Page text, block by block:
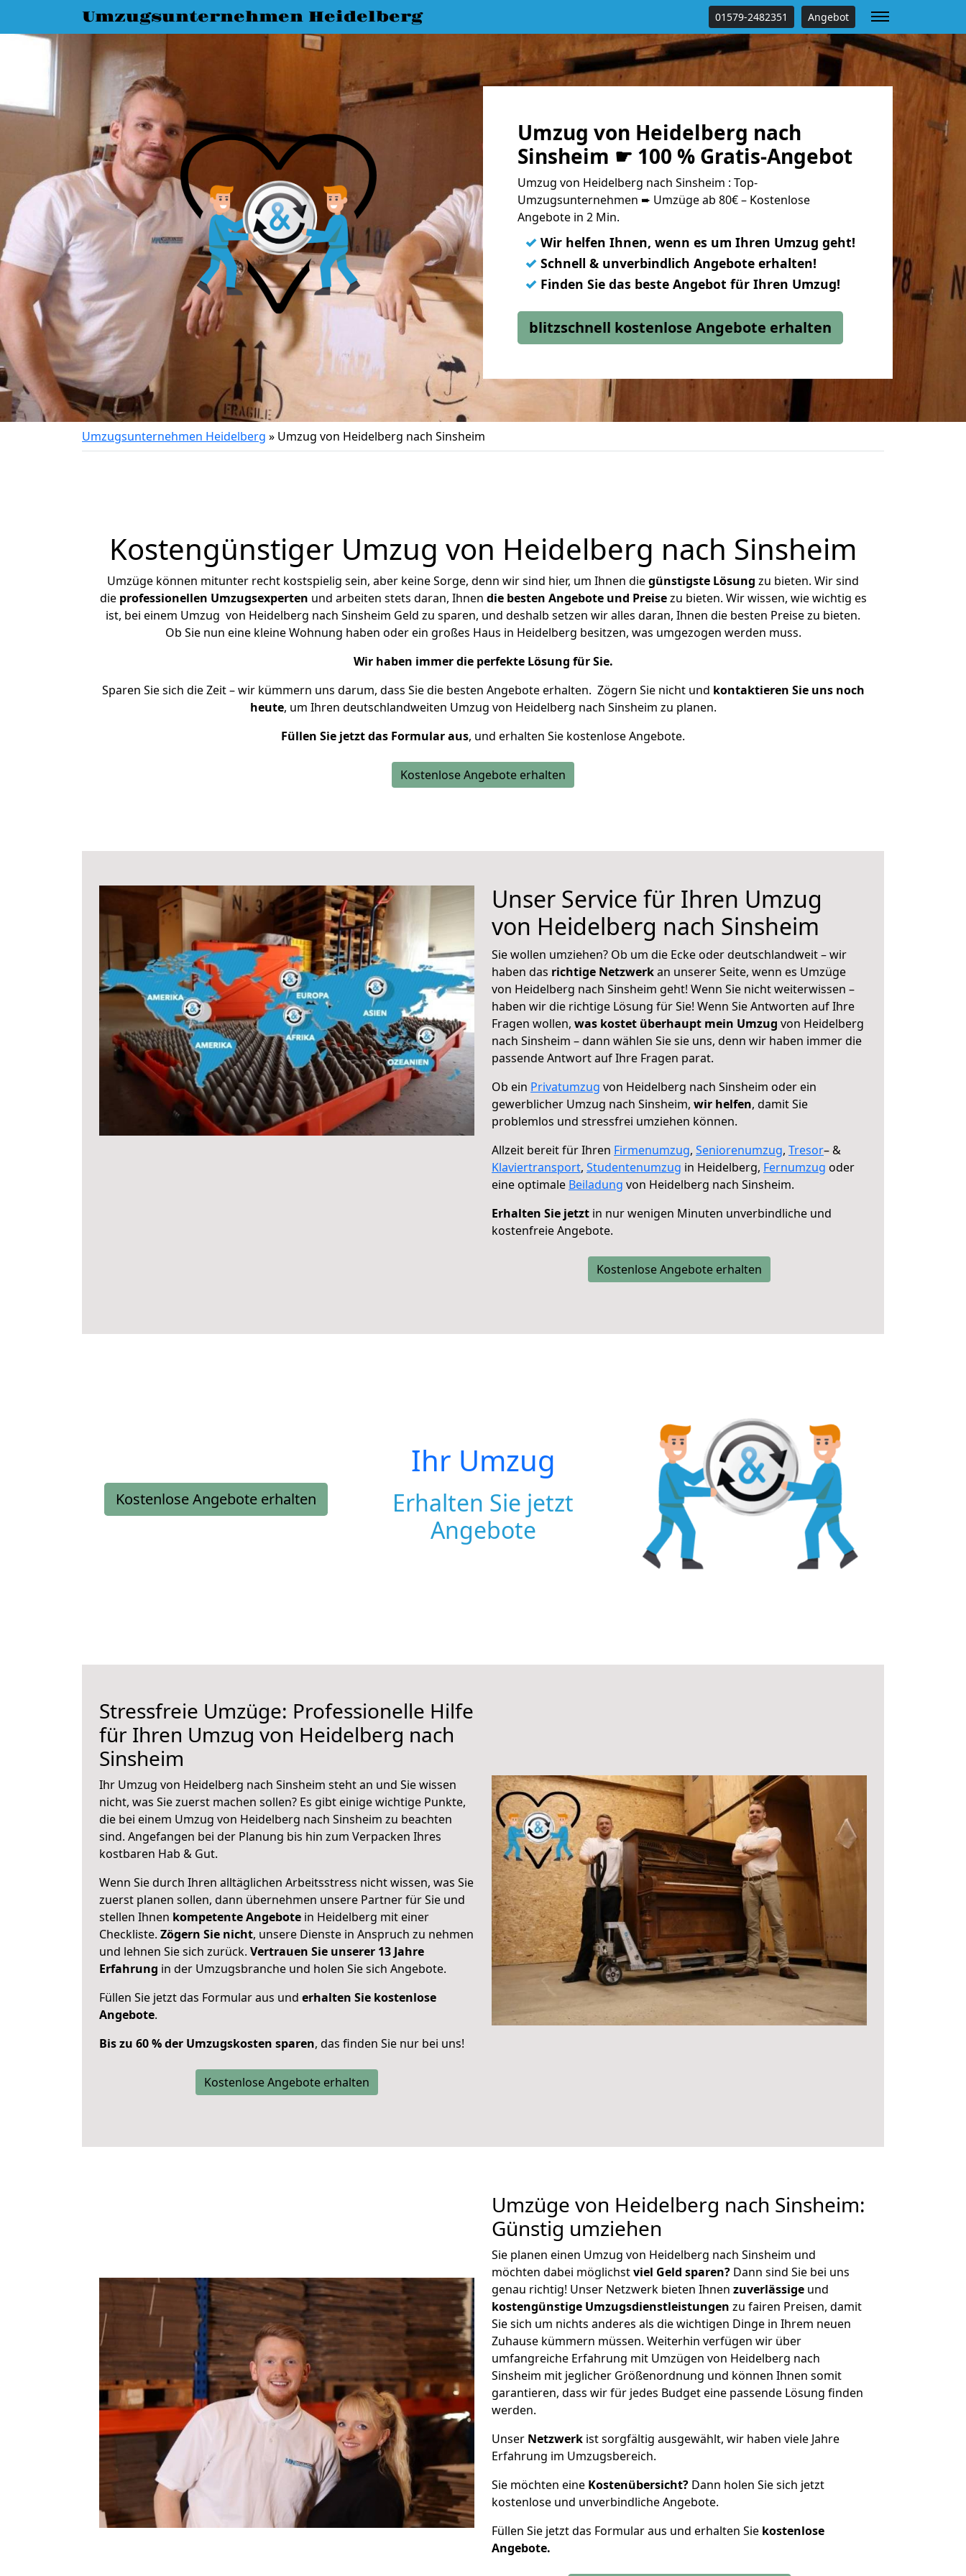
Umzugsunternehmen Heidelberg 01579-2482351 Angebot
Umzug von Heidelberg nach
Sinsheim ☛ 100 % Gratis-Angebot
Umzug von Heidelberg nach Sinsheim : Top-
Umzugsunternehmen ➨ Umzüge ab 80€ – Kostenlose
Angebote in 2 Min.
✓ Wir helfen Ihnen, wenn es um Ihren Umzug geht!
✓ Schnell & unverbindlich Angebote erhalten!
✓ Finden Sie das beste Angebot für Ihren Umzug!
blitzschnell kostenlose Angebote erhalten
Umzugsunternehmen Heidelberg » Umzug von Heidelberg nach Sinsheim
Kostengünstiger Umzug von Heidelberg nach Sinsheim
Umzüge können mitunter recht kostspielig sein, aber keine Sorge, denn wir sind hier, um Ihnen diegünstigste Lösung zu bieten. Wir sind
die professionellen Umzugsexperten und arbeiten stets daran, Ihnen die besten Angebote und Preisezu bieten. Wir wissen, wie wichtig es
ist, bei einem Umzug von Heidelberg nach Sinsheim Geld zu sparen, und deshalb setzen wir alles daran, Ihnen die besten Preise zu bieten.
Ob Sie nun eine kleine Wohnung haben oder ein großes Haus in Heidelberg besitzen, was umgezogen werden muss.
Wir haben immer die perfekte Lösung für Sie.
Sparen Sie sich die Zeit – wir kümmern uns darum, dass Sie die besten Angebote erhalten. Zögern Sie nicht und kontaktieren Sie uns noch
heute, um Ihren deutschlandweiten Umzug von Heidelberg nach Sinsheim zu planen.
Füllen Sie jetzt das Formular aus, und erhalten Sie kostenlose Angebote.
Kostenlose Angebote erhalten
Unser Service für Ihren Umzug
von Heidelberg nach Sinsheim
Sie wollen umziehen? Ob um die Ecke oder deutschlandweit – wir
haben das richtige Netzwerkan unserer Seite, wenn es Umzüge
von Heidelberg nach Sinsheim geht! Wenn Sie nicht weiterwissen –
haben wir die richtige Lösung für Sie! Wenn Sie Antworten auf Ihre
Fragen wollen, was kostet überhaupt mein Umzug von Heidelberg
nach Sinsheim – dann wählen Sie sie uns, denn wir haben immer die
passende Antwort auf Ihre Fragen parat.
Ob ein Privatumzug von Heidelberg nach Sinsheim oder ein
gewerblicher Umzug nach Sinsheim, wir helfen, damit Sie
problemlos und stressfrei umziehen können.
Allzeit bereit für Ihren Firmenumzug, Seniorenumzug, Tresor– &
Klaviertransport, Studentenumzug in Heidelberg, Fernumzug oder
eine optimale Beiladung von Heidelberg nach Sinsheim.
Erhalten Sie jetzt in nur wenigen Minuten unverbindliche und
kostenfreie Angebote.
Kostenlose Angebote erhalten
Kostenlose Angebote erhalten
Ihr Umzug
Erhalten Sie jetzt
Angebote
Stressfreie Umzüge: Professionelle Hilfe
für Ihren Umzug von Heidelberg nach
Sinsheim
Ihr Umzug von Heidelberg nach Sinsheim steht an und Sie wissen
nicht, was Sie zuerst machen sollen? Es gibt einige wichtige Punkte,
die bei einem Umzug von Heidelberg nach Sinsheim zu beachten
sind. Angefangen bei der Planung bis hin zum Verpacken Ihres
kostbaren Hab & Gut.
Wenn Sie durch Ihren alltäglichen Arbeitsstress nicht wissen, was Sie
zuerst planen sollen, dann übernehmen unsere Partner für Sie und
stellen Ihnen kompetente Angebote in Heidelberg mit einer
Checkliste. Zögern Sie nicht, unsere Dienste in Anspruch zu nehmen
und lehnen Sie sich zurück. Vertrauen Sie unserer 13 Jahre
Erfahrung in der Umzugsbranche und holen Sie sich Angebote.
Füllen Sie jetzt das Formular aus und erhalten Sie kostenlose
Angebote.
Bis zu 60 % der Umzugskosten sparen, das finden Sie nur bei uns!
Kostenlose Angebote erhalten
Umzüge von Heidelberg nach Sinsheim:
Günstig umziehen
Sie planen einen Umzug von Heidelberg nach Sinsheim und
möchten dabei möglichstviel Geld sparen? Dann sind Sie bei uns
genau richtig! Unser Netzwerk bieten Ihnen zuverlässige und
kostengünstige Umzugsdienstleistungen zu fairen Preisen, damit
Sie sich um nichts anderes als die wichtigen Dinge in Ihrem neuen
Zuhause kümmern müssen. Weiterhin verfügen wir über
umfangreiche Erfahrung mit Umzügen von Heidelberg nach
Sinsheim mit jeglicher Größenordnung und können Ihnen somit
garantieren, dass wir für jedes Budget eine passende Lösung finden
werden.
Unser Netzwerk ist sorgfältig ausgewählt, wir haben viele Jahre
Erfahrung im Umzugsbereich.
Sie möchten eine Kostenübersicht? Dann holen Sie sich jetzt
kostenlose und unverbindliche Angebote.
Füllen Sie jetzt das Formular aus und erhalten Sie kostenlose
Angebote.